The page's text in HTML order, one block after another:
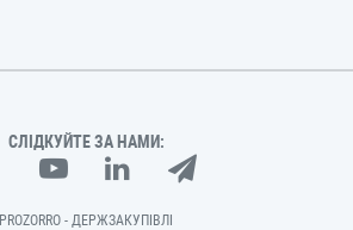
СЛІДКУЙТЕ ЗА НАМИ:
PROZORRO - ДЕРЖЗАКУПІВЛІ